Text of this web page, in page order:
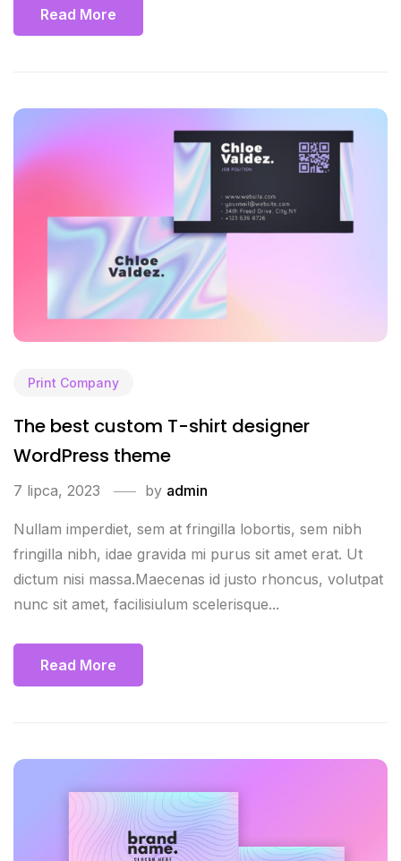
Read More
Print Company
The best custom T-shirt designer
WordPress theme
7 lipca, 2023 by admin
Nullam imperdiet, sem at fringilla lobortis, sem nibh
fringilla nibh, idae gravida mi purus sit amet erat. Ut
dictum nisi massa.Maecenas id justo rhoncus, volutpat
nunc sit amet, facilisiulum scelerisque...
Read More